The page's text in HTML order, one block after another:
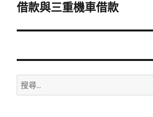
一
文
借款與三重機車借款
搜
尋